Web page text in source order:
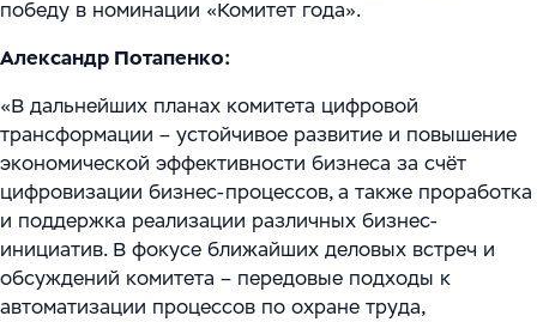
комплексов
Программное обеспечение для интеграции
автоматизированного и роботизированного
оборудования
Интеллектуальная обработка документов (IDP) в
международной логистике и транспорте
Юридическая информация
победу в номинации «Комитет года».
Александр Потапенко:
«В дальнейших планах комитета цифровой
трансформации – устойчивое развитие и повышение
экономической эффективности бизнеса за счёт
цифровизации бизнес-процессов, а также проработка
и поддержка реализации различных бизнес-
инициатив. В фокусе ближайших деловых встреч и
обсуждений комитета – передовые подходы к
автоматизации процессов по охране труда,